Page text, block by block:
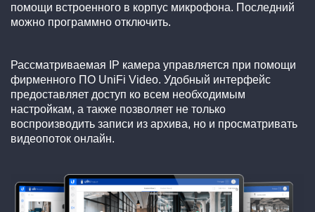
помощи встроенного в корпус микрофона. Последний
можно программно отключить.
Рассматриваемая IP камера управляется при помощи
фирменного ПО UniFi Video. Удобный интерфейс
предоставляет доступ ко всем необходимым
настройкам, а также позволяет не только
воспроизводить записи из архива, но и просматривать
видеопоток онлайн.